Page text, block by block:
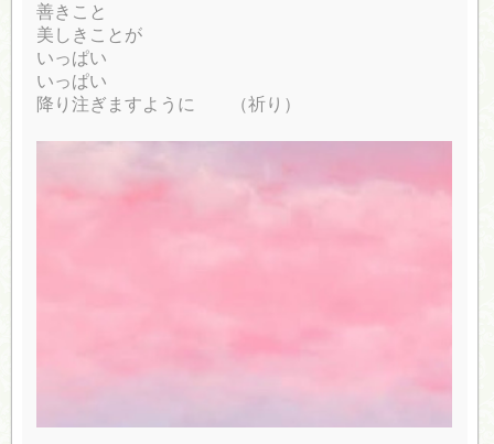
善きこと
美しきことが
いっぱい
いっぱい
降り注ぎますように （祈り）